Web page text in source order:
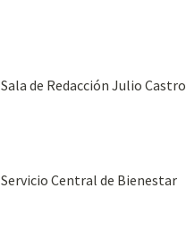
Sala de Redacción Julio Castro
Servicio Central de Bienestar